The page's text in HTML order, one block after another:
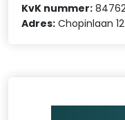
KvK nummer:
Adres: Chopinlaan 12